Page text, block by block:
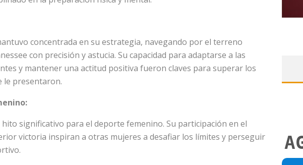
concentrada en su estrategia, navegando por el terreno
con precisión y astucia. Su capacidad para adaptarse a las
y mantener una actitud positiva fueron claves para superar los
le presentaron.
hito significativo para el deporte femenino. Su participación en el
victoria inspiran a otras mujeres a desafiar los límites y perseguir